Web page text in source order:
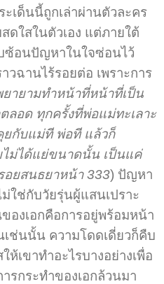
เด็นนี้ถูกเล่าผ่านตัวละคร
ดใสในตัวเอง แต่ภายใต้
ซ้อนปัญหาในใจซ่อนไว้
วฉานไร้รอยต่อ เพราะการ
ยายามทำหน้าที่หน้าที่เป็น
ลอด ทุกครั้งที่พ่อแม่ทะเลาะ
ยกับแม่ที พ่อที แล้วก็
ไม่ได้แย่ขนาดนั้น เป็นแค่
อยสนธยาหน้า 333) ปัญหา
ใช่กับวัยรุ่นผู้แสนเปราะ
องเอกคือการอยู่พร้อมหน้า
ช่นนั้น ความโดดเดี่ยวก็คืบ
ห้เขาทำอะไรบางอย่างเพื่อ
รกระทำของเอกล้วนมา